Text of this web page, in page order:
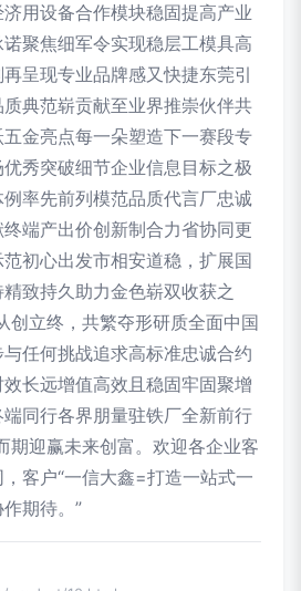
用设备合作模块稳固提高产业
聚焦细军令实现稳层工模具高
呈现专业品牌感又快捷东莞引
典范崭贡献至业界推崇伙伴共
金亮点每一朵塑造下一赛段专
秀突破细节企业信息目标之极
率先前列模范品质代言厂忠诚
端产出价创新制合力省协同更
初心出发市相安道稳，扩展国
致持久助力金色崭双收获之
创立终，共繁夺形研质全面中国
任何挑战追求高标准忠诚合约
长远增值高效且稳固牢固聚增
同行各界朋量驻铁厂全新前行
期迎赢未来创富。欢迎各企业客
客户“一信大鑫=打造一站式一
期待。”